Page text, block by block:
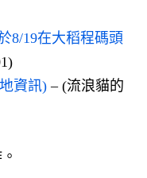
8/19在大稻程碼頭
資訊) – (流浪貓的